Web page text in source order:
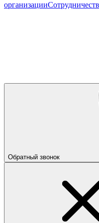
организации
Обратный звонок